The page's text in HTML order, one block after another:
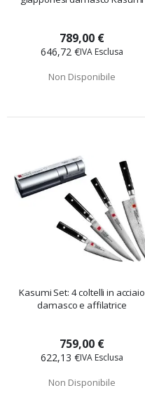
789,00 €
646,72 €
Non Disponibile
Kasumi Set: 4 coltelli in acciaio
damasco e affilatrice
759,00 €
622,13 €
Non Disponibile